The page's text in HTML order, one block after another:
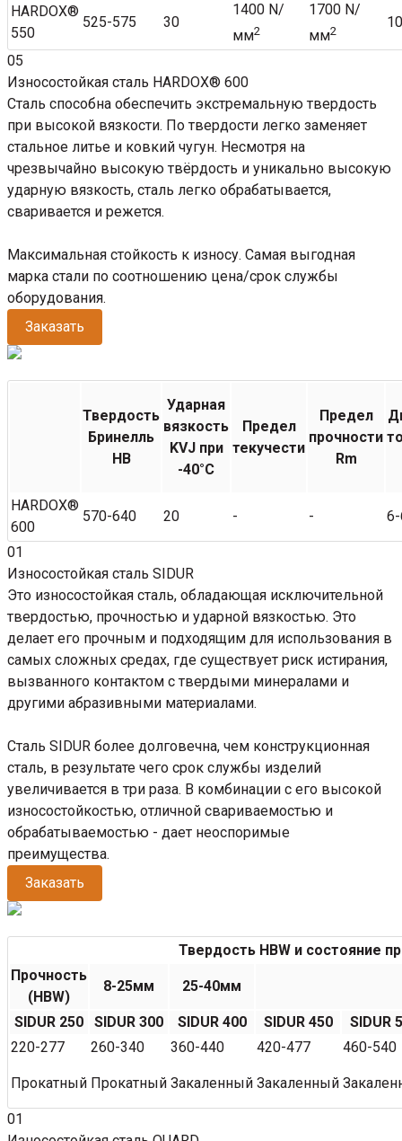
HARDOX®
550
525-575 30
1400 N/
мм2
1700 N/
мм2
05
Износостойкая сталь HARDOX® 600
Сталь способна обеспечить экстремальную твердость
при высокой вязкости. По твердости легко заменяет
стальное литье и ковкий чугун. Несмотря на
чрезвычайно высокую твёрдость и уникально высокую
ударную вязкость, сталь легко обрабатывается,
сваривается и режется.
Максимальная стойкость к износу. Самая выгодная
марка стали по соотношению цена/срок службы
оборудования.
Заказать
Твердость
Бринелль
НВ
Ударная
вязкость
KVJ при
-40°C
Предел
текучести
Предел
прочности
Rm
HARDOX®
600
570-640 20 - -
01
Износостойкая сталь SIDUR
Это износостойкая сталь, обладающая исключительной
твердостью, прочностью и ударной вязкостью. Это
делает его прочным и подходящим для использования в
самых сложных средах, где существует риск истирания,
вызванного контактом с твердыми минералами и
другими абразивными материалами.
Сталь SIDUR более долговечна, чем конструкционная
сталь, в результате чего срок службы изделий
увеличивается в три раза. В комбинации с его высокой
износостойкостью, отличной свариваемостью и
обрабатываемостью - дает неоспоримые
преимущества.
Заказать
Твердость HBW и состояние
Прочность
(HBW)
8-25мм 25-40мм
SIDUR 250 SIDUR 300 SIDUR 400 SIDUR 450
SIDUR
220-277
260-340 360-440 420-477 460-540
Прокатный Прокатный Закаленный Закаленный
01